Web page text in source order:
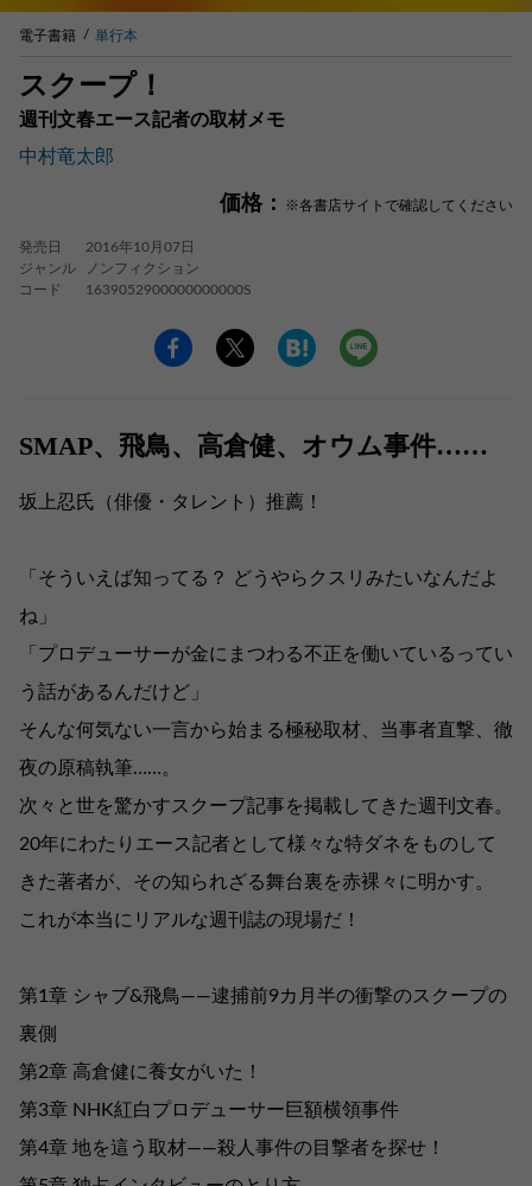
電子書籍 単行本
スクープ！
週刊文春エース記者の取材メモ
中村竜太郎
価格： ※各書店サイトで確認してください
発売日
2016年10月07日
ジャンル
ノンフィクション
コード
1639052900000000000S
SMAP、飛鳥、高倉健、オウム事件……
坂上忍氏（俳優・タレント）推薦！
「そういえば知ってる？ どうやらクスリみたいなんだよ
ね」
「プロデューサーが金にまつわる不正を働いているってい
う話があるんだけど」
そんな何気ない一言から始まる極秘取材、当事者直撃、徹
夜の原稿執筆……。
次々と世を驚かすスクープ記事を掲載してきた週刊文春。
20年にわたりエース記者として様々な特ダネをものして
きた著者が、その知られざる舞台裏を赤裸々に明かす。
これが本当にリアルな週刊誌の現場だ！
第1章 シャブ&飛鳥――逮捕前9カ月半の衝撃のスクープの
裏側
第2章 高倉健に養女がいた！
第3章 NHK紅白プロデューサー巨額横領事件
第4章 地を這う取材――殺人事件の目撃者を探せ！